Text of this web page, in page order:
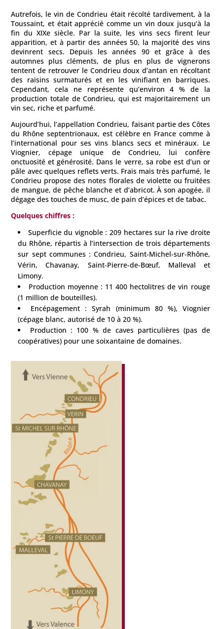
Autrefois, le vin de Condrieu était récolté tardivement, à la
Toussaint, et était apprécié comme un vin doux jusqu’à la
fin du XIXe siècle. Par la suite, les vins secs firent leur
apparition, et à partir des années 50, la majorité des vins
devinrent secs. Depuis les années 90 et grâce à des
automnes plus cléments, de plus en plus de vignerons
tentent de retrouver le Condrieu doux d’antan en récoltant
des raisins surmaturés et en les vinifiant en barriques.
Cependant, cela ne représente qu’environ 4 % de la
production totale de Condrieu, qui est majoritairement un
vin sec, riche et parfumé.
Aujourd’hui, l’appellation Condrieu, faisant partie des Côtes
du Rhône septentrionaux, est célèbre en France comme à
l’international pour ses vins blancs secs et minéraux. Le
Viognier, cépage unique de Condrieu, lui confère
onctuosité et générosité. Dans le verre, sa robe est d’un or
pâle avec quelques reflets verts. Frais mais très parfumé, le
Condrieu propose des notes florales de violette ou fruitées
de mangue, de pêche blanche et d’abricot. À son apogée, il
dégage des touches de musc, de pain d’épices et de tabac.
Quelques chiffres :
Superficie du vignoble : 209 hectares sur la rive droite
du Rhône, répartis à l’intersection de trois départements
sur sept communes : Condrieu, Saint-Michel-sur-Rhône,
Vérin, Chavanay, Saint-Pierre-de-Bœuf, Malleval et
Limony.
Production moyenne : 11 400 hectolitres de vin rouge
(1 million de bouteilles).
Encépagement : Syrah (minimum 80 %), Viognier
(cépage blanc, autorisé de 10 à 20 %).
Production : 100 % de caves particulières (pas de
coopératives) pour une soixantaine de domaines.